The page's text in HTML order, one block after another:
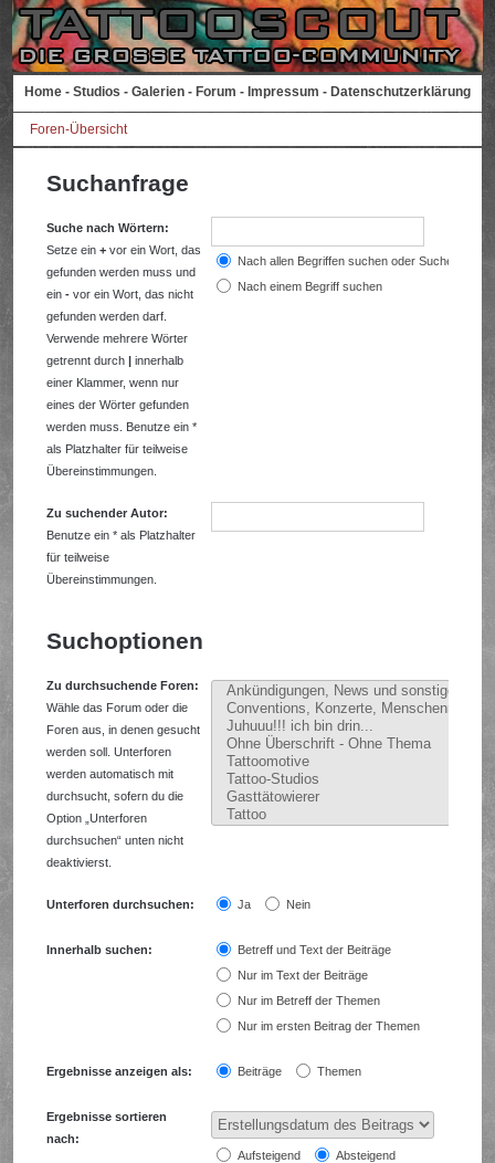
Home - Studios - Galerien - Forum - Impressum - Datenschutzerklärung
Foren-Übersicht
Suchanfrage
Suche nach Wörtern:
Setze ein+ vor ein Wort, das
gefunden werden muss und
ein- vor ein Wort, das nicht
gefunden werden darf.
Verwende mehrere Wörter
getrennt durch| innerhalb
einer Klammer, wenn nur
eines der Wörter gefunden
werden muss. Benutze ein *
als Platzhalter für teilweise
Übereinstimmungen.
Nach allen Begriffen suchen oder Suche wie
Nach einem Begriff suchen
Zu suchender Autor:
Benutze ein * als Platzhalter
für teilweise
Übereinstimmungen.
Suchoptionen
Zu durchsuchende Foren:
Wähle das Forum oder die
Foren aus, in denen gesucht
werden soll. Unterforen
werden automatisch mit
durchsucht, sofern du die
Option „Unterforen
durchsuchen“ unten nicht
deaktivierst.
Unterforen durchsuchen: Ja Nein
Innerhalb suchen:
Betreff und Text der Beiträge
Nur im Text der Beiträge
Nur im Betreff der Themen
Nur im ersten Beitrag der Themen
Ergebnisse anzeigen als: Beiträge Themen
Ergebnisse sortieren
nach:
Aufsteigend
Absteigend